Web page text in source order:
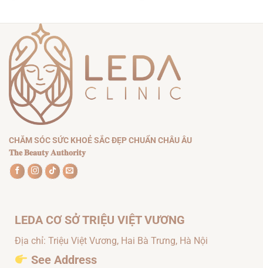
QUICK PEEL
CHĂM SÓC SỨC KHOẺ SẮC ĐẸP CHUẨN CHÂU ÂU
𝐓𝐡𝐞 𝐁𝐞𝐚𝐮𝐭𝐲 𝐀𝐮𝐭𝐡𝐨𝐫𝐢𝐭𝐲
LEDA CƠ SỞ TRIỆU VIỆT VƯƠNG
Địa chỉ: Triệu Việt Vương, Hai Bà Trưng, Hà Nội
See Address